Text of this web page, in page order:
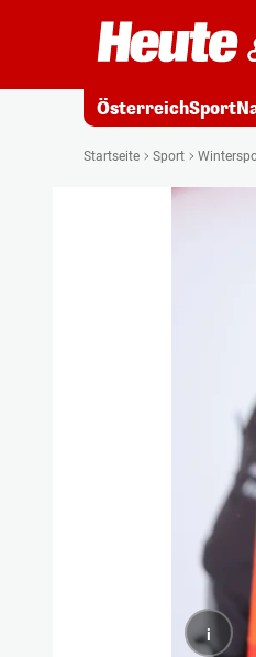
ÖsterreichSport
Startseite Sport
i